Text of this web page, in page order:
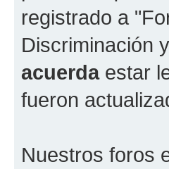
registrado a
Discriminación
acuerdaestar
fueron
Nuestros foros